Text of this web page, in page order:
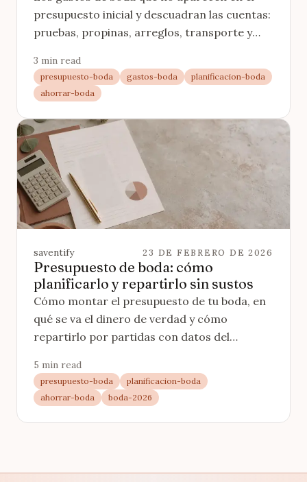
presupuesto inicial y descuadran las cuentas:
pruebas, propinas, arreglos, transporte y
3 min read
presupuesto-boda gastos-boda
planificacion-boda
ahorrar-boda
saventify 23 DE FEBRERO DE 2026
Presupuesto de boda: cómo
planificarlo y repartirlo sin sustos
Cómo montar el presupuesto de tu boda, en
qué se va el dinero de verdad y cómo
repartirlo por partidas con datos del
5 min read
presupuesto-boda
planificacion-boda
ahorrar-boda
boda-2026